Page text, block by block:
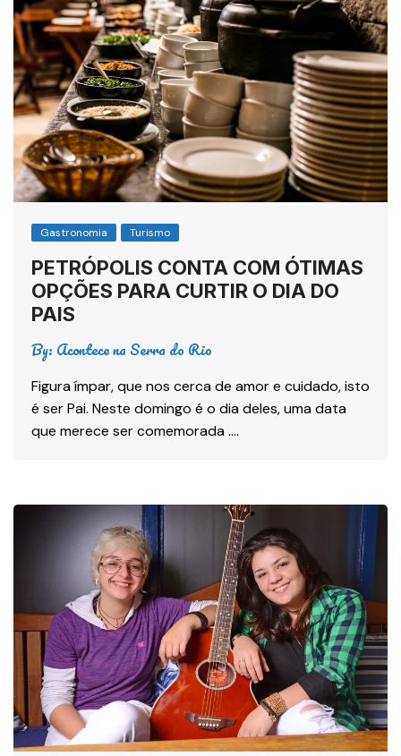
Gastronomia Turismo
PETRÓPOLIS CONTA COM ÓTIMAS
OPÇÕES PARA CURTIR O DIA DO
PAIS
By: Acontece na Serra do Rio
Figura ímpar, que nos cerca de amor e cuidado, isto
é ser Pai. Neste domingo é o dia deles, uma data
que merece ser comemorada ….